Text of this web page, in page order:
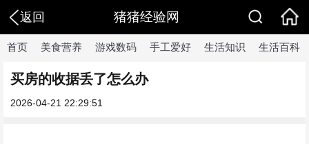
返回 猪猪经验网
首页 美食营养 游戏数码 手工爱好 生活知识 生活百科
买房的收据丢了怎么办
2026-04-21 22:29:51